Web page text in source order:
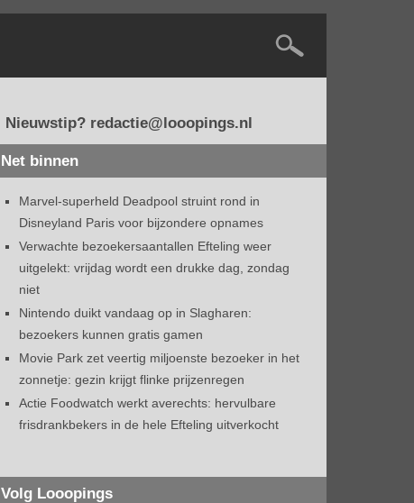
Nieuwstip? redactie@looopings.nl
Net binnen
Marvel-superheld Deadpool struint rond in
Disneyland Paris voor bijzondere opnames
Verwachte bezoekersaantallen Efteling weer
uitgelekt: vrijdag wordt een drukke dag, zondag
niet
Nintendo duikt vandaag op in Slagharen:
bezoekers kunnen gratis gamen
Movie Park zet veertig miljoenste bezoeker in het
zonnetje: gezin krijgt flinke prijzenregen
Actie Foodwatch werkt averechts: hervulbare
frisdrankbekers in de hele Efteling uitverkocht
Volg Looopings